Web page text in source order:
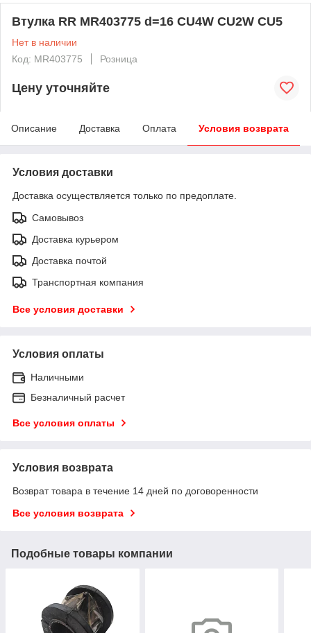
Втулка RR MR403775 d=16 CU4W CU2W CU5
Нет в наличии
Код: MR403775
Розница
Цену уточняйте
Описание Доставка Оплата Условия возврата
Условия доставки
Доставка осуществляется только по предоплате.
Самовывоз
Доставка курьером
Доставка почтой
Транспортная компания
Все условия доставки
Условия оплаты
Наличными
Безналичный расчет
Все условия оплаты
Условия возврата
Возврат товара в течение 14 дней по договоренности
Все условия возврата
Подобные товары компании